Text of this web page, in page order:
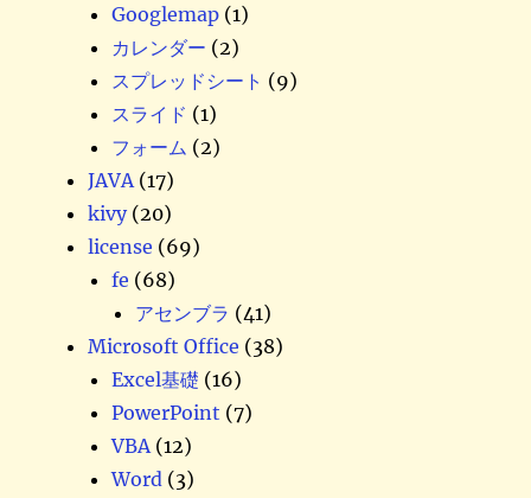
Googlemap (1)
カレンダー (2)
スプレッドシート (9)
スライド (1)
フォーム (2)
JAVA (17)
kivy(20)
license (69)
fe (68)
アセンブラ (41)
Microsoft Office (38)
Excel基礎 (16)
PowerPoint (7)
VBA (12)
Word (3)